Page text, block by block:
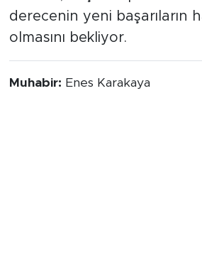
derecenin yeni başarıların
olmasını bekliyor.
Muhabir: Enes Karakaya